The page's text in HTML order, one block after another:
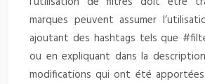
marques peuvent assumer
ajoutant des hashtags tels que
ou en expliquant dans la
modifications qui ont été